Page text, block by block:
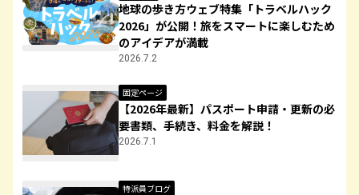
地球の歩き方ウェブ特集「トラベルハック
2026」が公開！旅をスマートに楽しむため
のアイデアが満載
2026.7.2
固定ページ
【2026年最新】パスポート申請・更新の必
要書類、手続き、料金を解説！
2026.7.1
特派員ブログ